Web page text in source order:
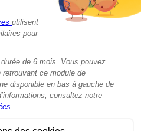
en matière de cookies